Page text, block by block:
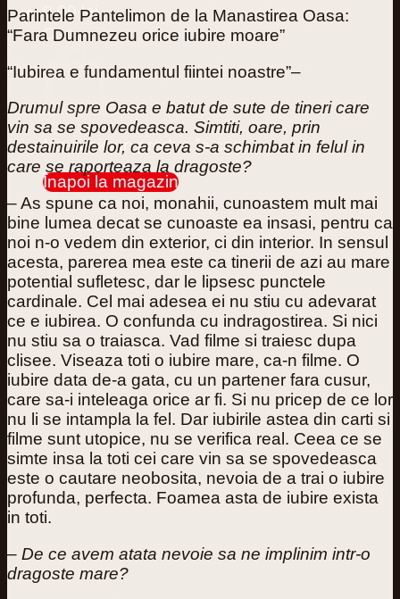
0,00lei 0
Coș
Nu ai niciun produs în coș.
Înapoi la magazin
0
Parintele Pantelimon de la Manastirea Oasa:
“Fara Dumnezeu orice iubire moare”
“Iubirea e fundamentul fiintei noastre”–
Drumul spre Oasa e batut de sute de tineri care
vin sa se spovedeasca. Simtiti, oare, prin
destainuirile lor, ca ceva s-a schimbat in felul in
care se raporteaza la dragoste?
– As spune ca noi, monahii, cunoastem mult mai
bine lumea decat se cunoaste ea insasi, pentru ca
noi n-o vedem din exterior, ci din interior. In sensul
acesta, parerea mea este ca tinerii de azi au mare
potential sufletesc, dar le lipsesc punctele
cardinale. Cel mai adesea ei nu stiu cu adevarat
ce e iubirea. O confunda cu indragostirea. Si nici
nu stiu sa o traiasca. Vad filme si traiesc dupa
clisee. Viseaza toti o iubire mare, ca-n filme. O
iubire data de-a gata, cu un partener fara cusur,
care sa-i inteleaga orice ar fi. Si nu pricep de ce lor
nu li se intampla la fel. Dar iubirile astea din carti si
filme sunt utopice, nu se verifica real. Ceea ce se
simte insa la toti cei care vin sa se spovedeasca
este o cautare neobosita, nevoia de a trai o iubire
profunda, perfecta. Foamea asta de iubire exista
in toti.
– De ce avem atata nevoie sa ne implinim intr-o
dragoste mare?